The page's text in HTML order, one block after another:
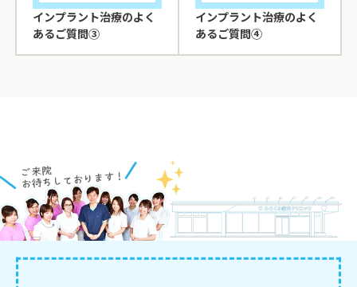
インプラント治療のよく
あるご質問③
インプラント治療のよく
あるご質問④